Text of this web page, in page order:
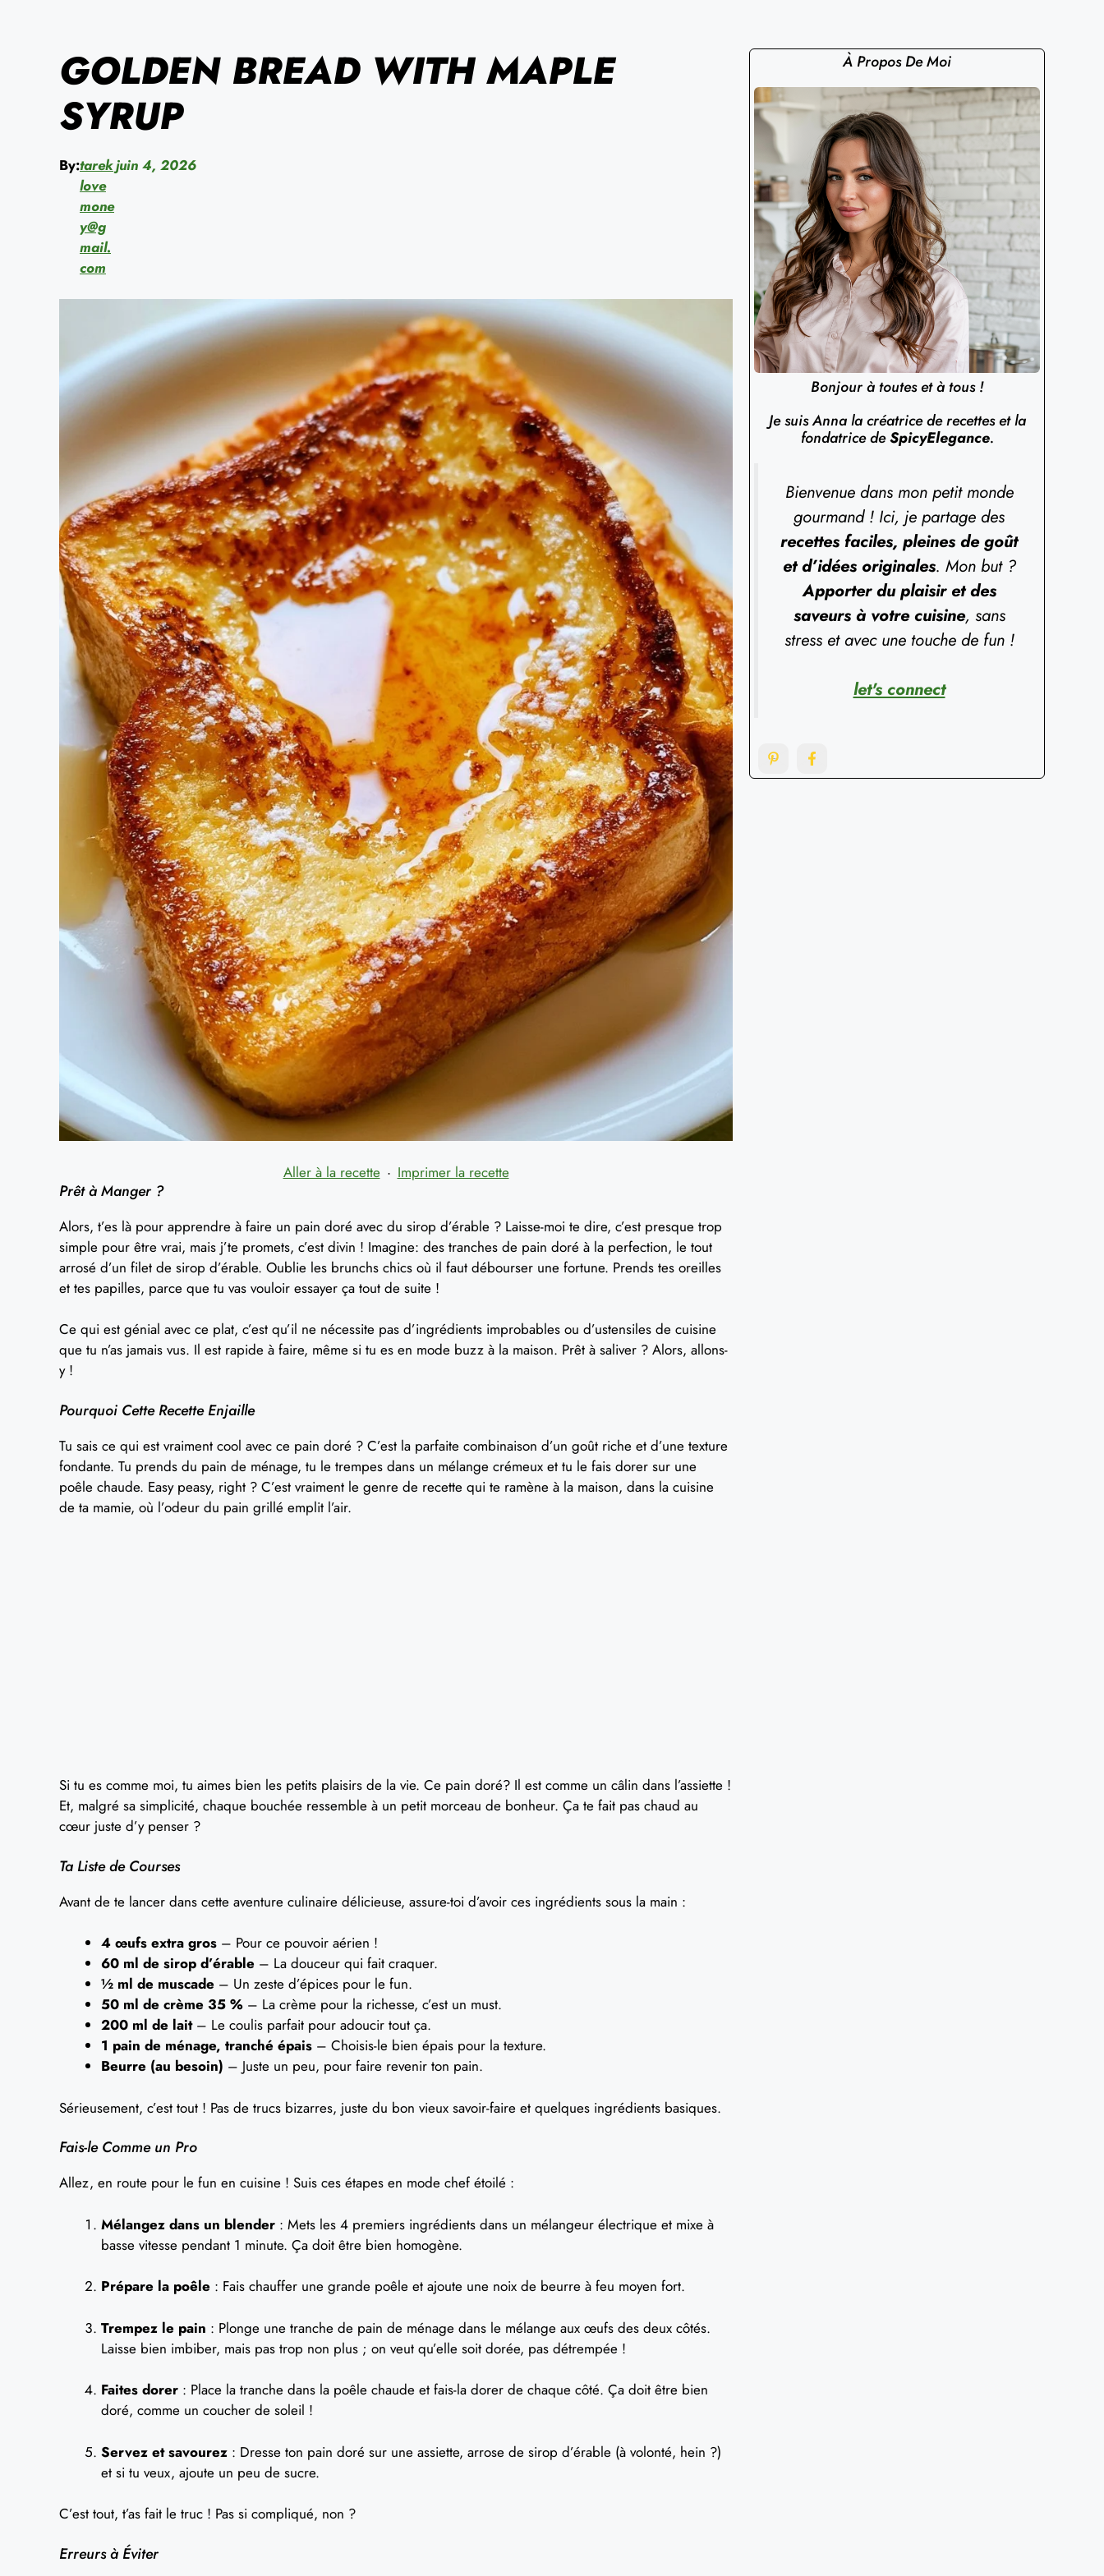
GOLDEN BREAD WITH MAPLE
SYRUP
By:tarek
love
mone
y@g
mail.
com
juin 4, 2026
Aller à la recette · Imprimer la recette
Prêt à Manger ?
Alors, t’es là pour apprendre à faire un pain doré avec du sirop d’érable ? Laisse-moi te dire, c’est presque trop
simple pour être vrai, mais j’te promets, c’est divin ! Imagine: des tranches de pain doré à la perfection, le tout
arrosé d’un filet de sirop d’érable. Oublie les brunchs chics où il faut débourser une fortune. Prends tes oreilles
et tes papilles, parce que tu vas vouloir essayer ça tout de suite !
Ce qui est génial avec ce plat, c’est qu’il ne nécessite pas d’ingrédients improbables ou d’ustensiles de cuisine
que tu n’as jamais vus. Il est rapide à faire, même si tu es en mode buzz à la maison. Prêt à saliver ? Alors, allons-
y !
Pourquoi Cette Recette Enjaille
Tu sais ce qui est vraiment cool avec ce pain doré ? C’est la parfaite combinaison d’un goût riche et d’une texture
fondante. Tu prends du pain de ménage, tu le trempes dans un mélange crémeux et tu le fais dorer sur une
poêle chaude. Easy peasy, right ? C’est vraiment le genre de recette qui te ramène à la maison, dans la cuisine
de ta mamie, où l’odeur du pain grillé emplit l’air.
Si tu es comme moi, tu aimes bien les petits plaisirs de la vie. Ce pain doré? Il est comme un câlin dans l’assiette !
Et, malgré sa simplicité, chaque bouchée ressemble à un petit morceau de bonheur. Ça te fait pas chaud au
cœur juste d’y penser ?
Ta Liste de Courses
Avant de te lancer dans cette aventure culinaire délicieuse, assure-toi d’avoir ces ingrédients sous la main :
4 œufs extra gros – Pour ce pouvoir aérien !
60 ml de sirop d’érable – La douceur qui fait craquer.
½ ml de muscade – Un zeste d’épices pour le fun.
50 ml de crème 35 % – La crème pour la richesse, c’est un must.
200 ml de lait– Le coulis parfait pour adoucir tout ça.
1 pain de ménage, tranché épais – Choisis-le bien épais pour la texture.
Beurre (au besoin) – Juste un peu, pour faire revenir ton pain.
Sérieusement, c’est tout ! Pas de trucs bizarres, juste du bon vieux savoir-faire et quelques ingrédients basiques.
Fais-le Comme un Pro
Allez, en route pour le fun en cuisine ! Suis ces étapes en mode chef étoilé :
Mélangez dans un blender : Mets les 4 premiers ingrédients dans un mélangeur électrique et mixe à
basse vitesse pendant 1 minute. Ça doit être bien homogène.
Prépare la poêle : Fais chauffer une grande poêle et ajoute une noix de beurre à feu moyen fort.
Trempez le pain : Plonge une tranche de pain de ménage dans le mélange aux œufs des deux côtés.
Laisse bien imbiber, mais pas trop non plus ; on veut qu’elle soit dorée, pas détrempée !
Faites dorer : Place la tranche dans la poêle chaude et fais-la dorer de chaque côté. Ça doit être bien
doré, comme un coucher de soleil !
Servez et savourez : Dresse ton pain doré sur une assiette, arrose de sirop d’érable (à volonté, hein ?)
et si tu veux, ajoute un peu de sucre.
C’est tout, t’as fait le truc ! Pas si compliqué, non ?
Erreurs à Éviter
À Propos De Moi
Bonjour à toutes et à tous !
Je suis Anna la créatrice de recettes et la
fondatrice deSpicyElegance.
Bienvenue dans mon petit monde
gourmand ! Ici, je partage des
recettes faciles, pleines de goût
et d’idées originales. Mon but ?
Apporter du plaisir et des
saveurs à votre cuisine, sans
stress et avec une touche de fun !
let's connect